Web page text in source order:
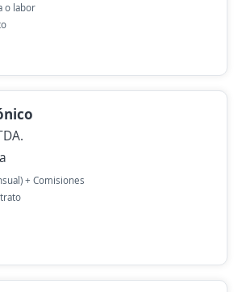
o labor
+ Comisiones